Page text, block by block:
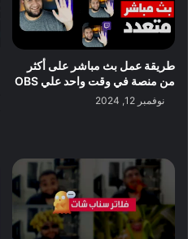
طريقة عمل بث مباشر على أكثر
من منصة في وقت واحد علي OBS
نوفمبر 12, 2024